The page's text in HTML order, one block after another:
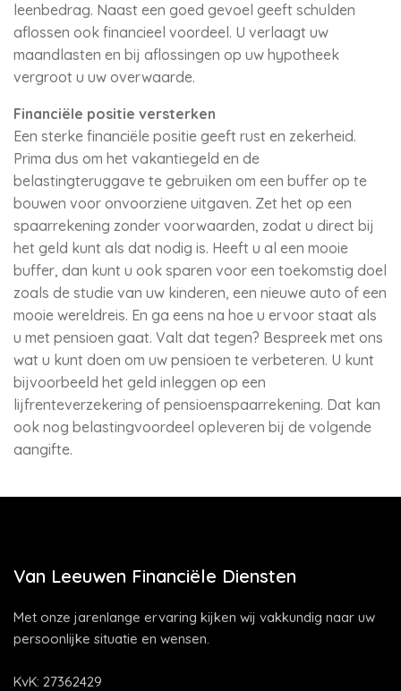
leenbedrag. Naast een goed gevoel geeft schulden
aflossen ook financieel voordeel. U verlaagt uw
maandlasten en bij aflossingen op uw hypotheek
vergroot u uw overwaarde.
Financiële positie versterken
Een sterke financiële positie geeft rust en zekerheid.
Prima dus om het vakantiegeld en de
belastingteruggave te gebruiken om een buffer op te
bouwen voor onvoorziene uitgaven. Zet het op een
spaarrekening zonder voorwaarden, zodat u direct bij
het geld kunt als dat nodig is. Heeft u al een mooie
buffer, dan kunt u ook sparen voor een toekomstig doel
zoals de studie van uw kinderen, een nieuwe auto of een
mooie wereldreis. En ga eens na hoe u ervoor staat als
u met pensioen gaat. Valt dat tegen? Bespreek met ons
wat u kunt doen om uw pensioen te verbeteren. U kunt
bijvoorbeeld het geld inleggen op een
lijfrenteverzekering of pensioenspaarrekening. Dat kan
ook nog belastingvoordeel opleveren bij de volgende
aangifte.
Van Leeuwen Financiële Diensten
Met onze jarenlange ervaring kijken wij vakkundig naar uw
persoonlijke situatie en wensen.
KvK: 27362429